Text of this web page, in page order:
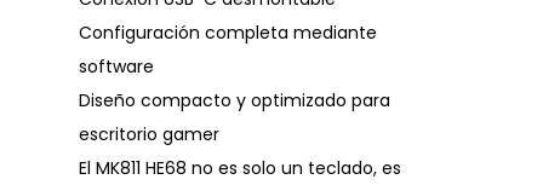
Configuración completa mediante
software
Diseño compacto y optimizado para
escritorio gamer
El MK811 HE68 no es solo un teclado, es